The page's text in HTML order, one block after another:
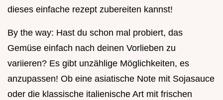
dieses einfache rezept zubereiten kannst!
By the way: Hast du schon mal probiert, das
Gemüse einfach nach deinen Vorlieben zu
variieren? Es gibt unzählige Möglichkeiten, es
anzupassen! Ob eine asiatische Note mit Sojasauce
oder die klassische italienische Art mit frischen